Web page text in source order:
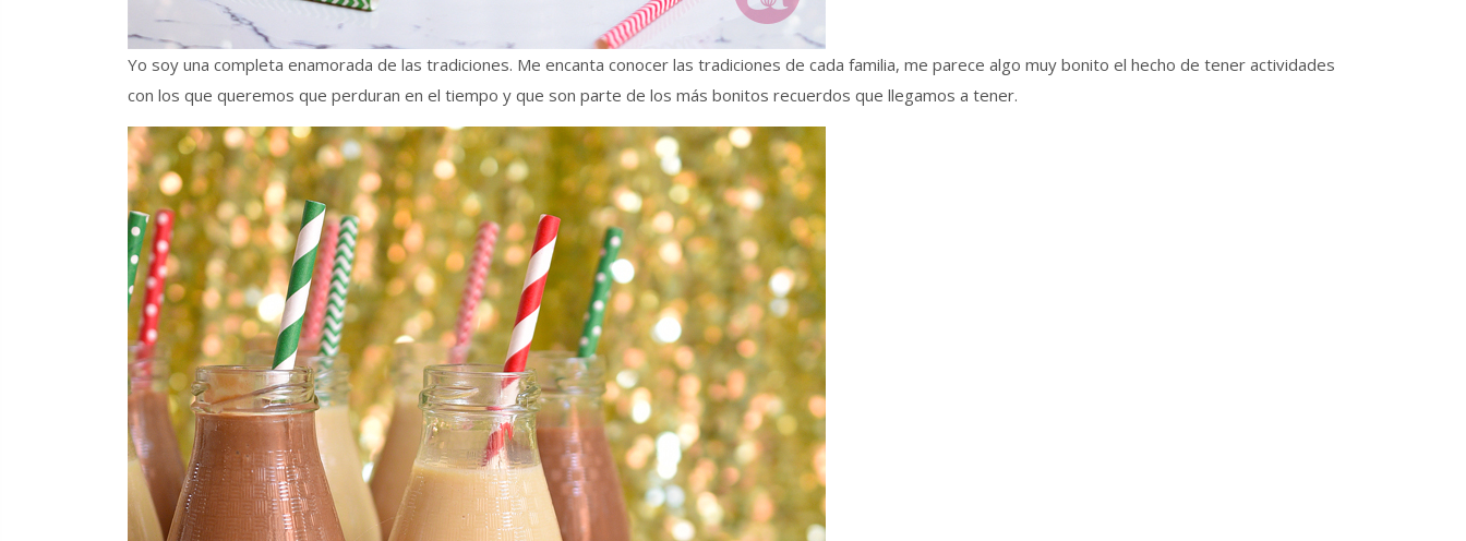
Yo soy una completa enamorada de las tradiciones. Me encanta conocer las tradiciones de cada familia, me parece algo muy bonito el hecho de tener actividades
con los que queremos que perduran en el tiempo y que son parte de los más bonitos recuerdos que llegamos a tener.